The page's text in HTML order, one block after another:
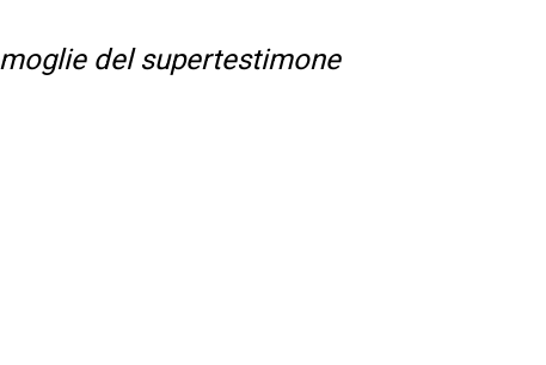
del supertestimone